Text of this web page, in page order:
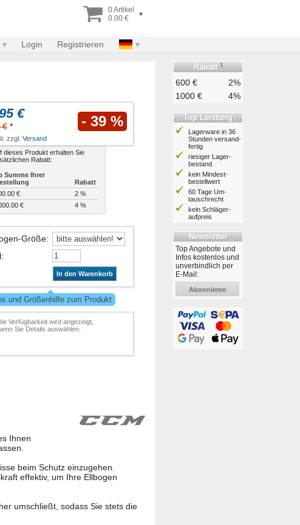
0 Artikel
0.00 €
▾
Login Registrieren
€
€ * - 39 %
zzgl. Versand
dieses Produkt erhalten Sie
Rabatt:
Summe Ihrer
Rabatt
€
2 %
€
4 %
Größe:
:
In den Warenkorb
und Größenhilfe zum Produkt
Verfügbarkeit wird angezeigt,
Sie Details auswählen.
Ihnen
beim Schutz einzugehen.
effektiv, um Ihre Ellbogen
umschließt, sodass Sie stets die
Rabatt 1
600 €
2%
1000 €
4%
Top Leistung
Lagerware in 36
Stunden ver­sand­
fertig
riesiger Lager­
bestand
kein Mindest­
bestell­wert
60 Tage Um­
tausch­recht
kein Schläger­
aufpreis
Newsletter
Top Angebote und
Infos kostenlos und
unverbindlich per
E-Mail:
Abonnieren